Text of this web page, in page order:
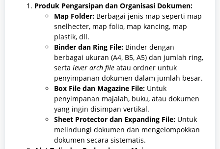
Produk Pengarsipan dan Organisasi Dokumen:
Map Folder: Berbagai jenis map seperti map
snelhecter, map folio, map kancing, map
plastik, dll.
Binder dan Ring File: Binder dengan
berbagai ukuran (A4, B5, A5) dan jumlah ring,
serta lever arch file atau ordner untuk
penyimpanan dokumen dalam jumlah besar.
Box File dan Magazine File: Untuk
penyimpanan majalah, buku, atau dokumen
yang ingin disimpan vertikal.
Sheet Protector dan Expanding File: Untuk
melindungi dokumen dan mengelompokkan
dokumen secara sistematis.